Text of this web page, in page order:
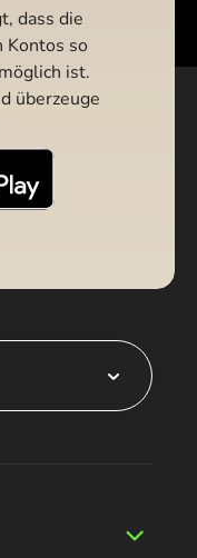
dass die
Kontos so
ist.
überzeuge